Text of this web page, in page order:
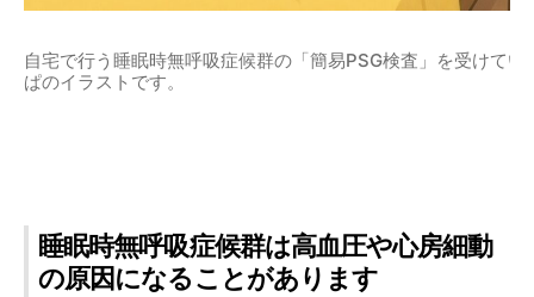
自宅で行う睡眠時無呼吸症候群の「簡易PSG検査」を受けてい
ぱのイラストです。
睡眠時無呼吸症候群は高血圧や心房細動
の原因になることがあります